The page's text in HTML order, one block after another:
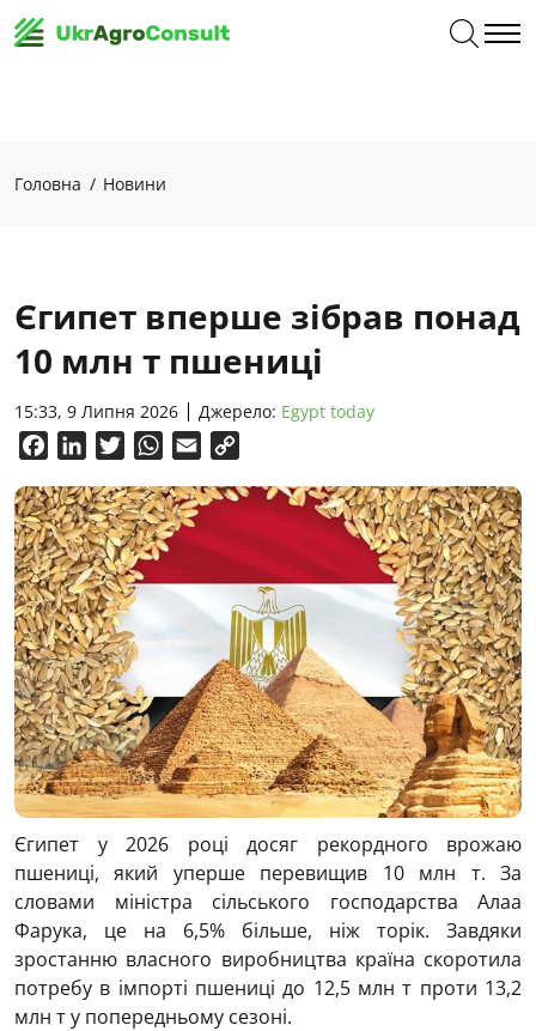
Головна Новини
Єгипет вперше зібрав понад
10 млн т пшениці
15:33, 9 Липня 2026 Джерело: Egypt today
FacebookLinkedInTwitterWhatsApp
Email
Єгипет у 2026 році досяг рекордного врожаю
пшениці, який уперше перевищив 10 млн т. За
словами міністра сільського господарства Алаа
Фарука, це на 6,5% більше, ніж торік. Завдяки
зростанню власного виробництва країна скоротила
потребу в імпорті пшениці до 12,5 млн т проти 13,2
млн т у попередньому сезоні.